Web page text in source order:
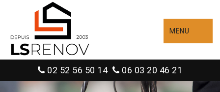
MENU
02 52 56 50 14 06 03 20 46 21